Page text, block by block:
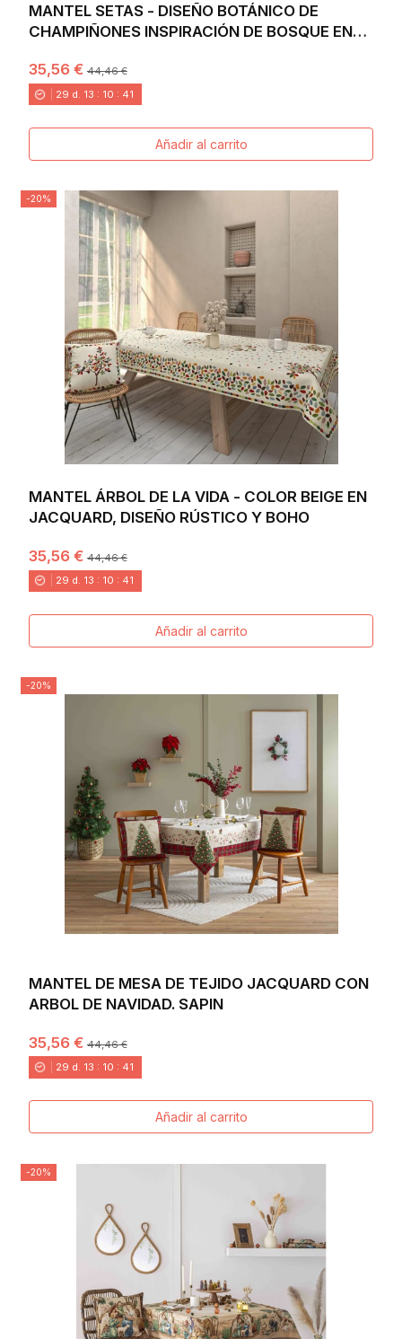
MANTEL SETAS - DISEÑO BOTÁNICO DE
CHAMPIÑONES INSPIRACIÓN DE BOSQUE EN
35,56 €44,46 €
29 d. 13 : 10 : 40
Añadir al carrito
-20%
MANTEL ÁRBOL DE LA VIDA - COLOR BEIGE EN
JACQUARD, DISEÑO RÚSTICO Y BOHO
35,56 €44,46 €
29 d. 13 : 10 : 40
Añadir al carrito
-20%
MANTEL DE MESA DE TEJIDO JACQUARD CON
ARBOL DE NAVIDAD. SAPIN
35,56 €44,46 €
29 d. 13 : 10 : 40
Añadir al carrito
-20%